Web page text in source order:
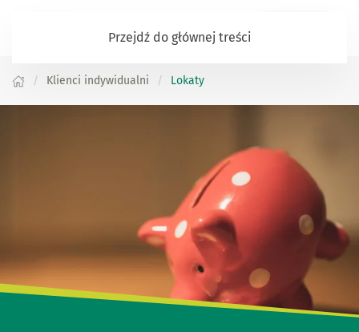
Przejdź do głównej treści
Klienci indywidualni Lokaty